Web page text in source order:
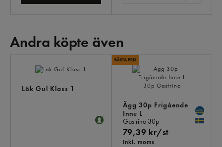
Andra köpte även
Lök Gul Klass 1
Ägg 30p Frigående
Inne L
Gastrino 30p
79,39 kr/st
Inkl. moms